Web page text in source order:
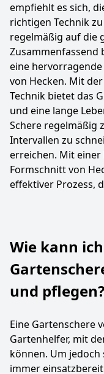
empfiehlt es sich,
richtigen Technik
regelmäßig auf die
Zusammenfassend
eine
von Hecken. Mit
Technik bietet das
und eine lange
Schere regelmäßig
Intervallen zu
erreichen. Mit einer
Formschnitt von
effektiver Prozess,
Wie kann
und pflegen?
Eine Gartenschere
Gartenhelfer, mit
können. Um jedoch
immer